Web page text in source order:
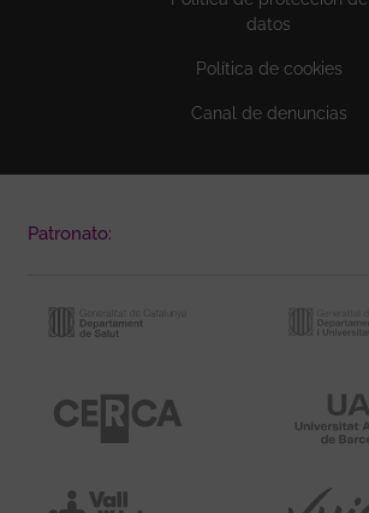
datos
Política de cookies
Canal de denuncias
Patronato: